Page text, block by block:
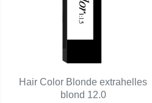
Hair Color Blonde extrahelles
blond 12.0